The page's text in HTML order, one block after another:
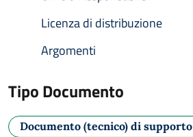
Licenza di distribuzione
Argomenti
Tipo Documento
Documento (tecnico) di supporto